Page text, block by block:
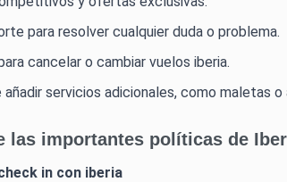
para resolver cualquier duda o problema.
cancelar o cambiar vuelos iberia.
añadir servicios adicionales, como maletas o
las importantes políticas de
in con iberia